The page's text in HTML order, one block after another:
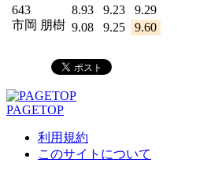
643
市岡 朋樹
8.93 9.23
9.29
9.08
9.25 9.60
PAGETOP
利用規約
このサイトについて